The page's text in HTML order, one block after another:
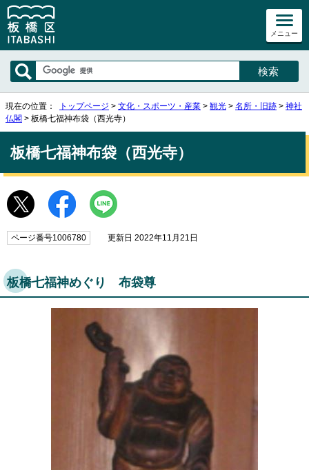
メニュー
現在の位置： トップページ > 文化・スポーツ・産業 > 観光 > 名所・旧跡 > 神社
仏閣 > 板橋七福神布袋（西光寺）
板橋七福神布袋（西光寺）
ページ番号1006780 更新日 2022年11月21日
板橋七福神めぐり 布袋尊